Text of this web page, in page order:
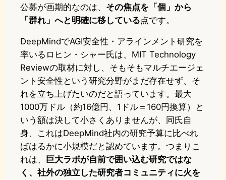
公募が画期的なのは、 その焦点を「個」から
「群れ」へと明確に移している点です。
DeepMindでAGI安全性・アラインメント研究を
率いるロヒン・シャー氏は、MIT Technology
Reviewの取材に対し、そもそもマルチエージェ
ント安全性という研究分野がまだ存在せず、そ
れを立ち上げたいのだと語っています。最大
1000万ドル（約16億円、1ドル＝160円換算）と
いう額は決して小さくありませんが、同氏自
身、これはDeepMind社内の研究予算に比べれ
ばはるかに小規模だと認めています。つまりこ
れは、
巨大ラボが自前で囲い込む研究ではな
く、社外の独立した研究者コミュニティに火を